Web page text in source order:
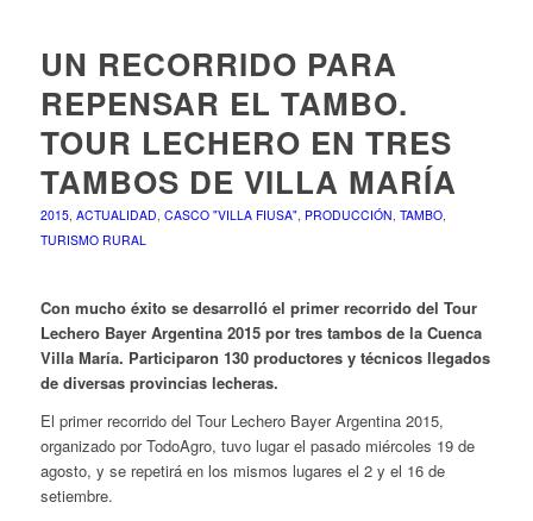
UN RECORRIDO PARA
REPENSAR EL TAMBO.
TOUR LECHERO EN TRES
TAMBOS DE VILLA MARÍA
2015, ACTUALIDAD, CASCO "VILLA FIUSA", PRODUCCIÓN, TAMBO,
TURISMO RURAL
Con mucho éxito se desarrolló el primer recorrido del Tour
Lechero Bayer Argentina 2015 por tres tambos de la Cuenca
Villa María. Participaron 130 productores y técnicos llegados
de diversas provincias lecheras.
El primer recorrido del Tour Lechero Bayer Argentina 2015,
organizado por TodoAgro, tuvo lugar el pasado miércoles 19 de
agosto, y se repetirá en los mismos lugares el 2 y el 16 de
setiembre.